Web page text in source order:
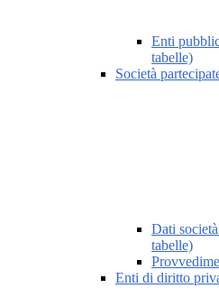
Enti
tabelle)
Società
Dati
tabelle)
Enti di diritto